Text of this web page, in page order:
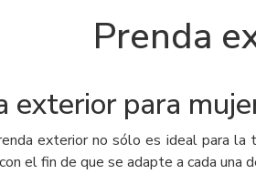
Prenda
exterior para
exterior no sólo es ideal para
el fin de que se adapte a cada una